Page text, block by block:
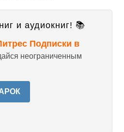
и аудиокниг! 📚
Подписки в
неограниченным